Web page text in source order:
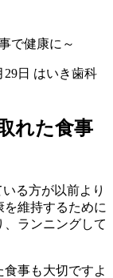
で健康に～
29日 はいき歯科
れた食事
る方が以前より
維持するために
ランニングして
事も大切ですよ